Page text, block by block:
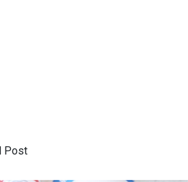
Post